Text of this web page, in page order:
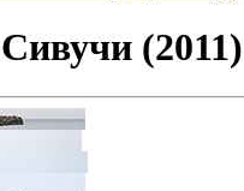
(2011)